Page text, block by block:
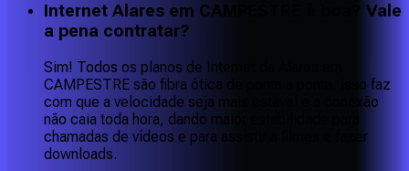
Internet Alares em CAMPESTRE é boa? Vale
a pena contratar?
Sim! Todos os planos de Internet da Alares em
CAMPESTRE são fibra ótica de ponta a ponta, isso faz
com que a velocidade seja mais estável e a conexão
não caia toda hora, dando maior estabilidade para
chamadas de vídeos e para assistir a filmes e fazer
downloads.